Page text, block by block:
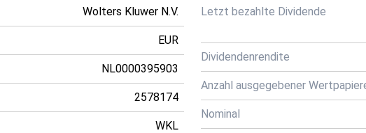
Wolters Kluwer N.V.
EUR
NL0000395903
2578174
WKL
Letzt bezahlte Dividende
Dividendenrendite
Anzahl ausgegebener
Nominal